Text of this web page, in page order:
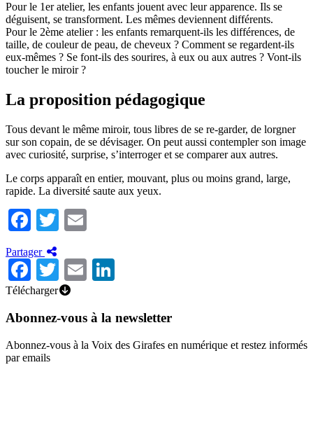
Pour le 1er atelier, les enfants jouent avec leur apparence. Ils se
déguisent, se transforment. Les mêmes deviennent différents.
Pour le 2ème atelier : les enfants remarquent-ils les différences, de
taille, de couleur de peau, de cheveux ? Comment se regardent-ils
eux-mêmes ? Se font-ils des sourires, à eux ou aux autres ? Vont-ils
toucher le miroir ?
La proposition pédagogique
Tous devant le même miroir, tous libres de se re-garder, de lorgner
sur son copain, de se dévisager. On peut aussi contempler son image
avec curiosité, surprise, s’interroger et se comparer aux autres.
Le corps apparaît en entier, mouvant, plus ou moins grand, large,
rapide. La diversité saute aux yeux.
Facebook
Twitter
Partager
Facebook
TwitterEmail
Télécharger
Abonnez-vous à la newsletter
Abonnez-vous à la Voix des Girafes en numérique et restez informés
par emails